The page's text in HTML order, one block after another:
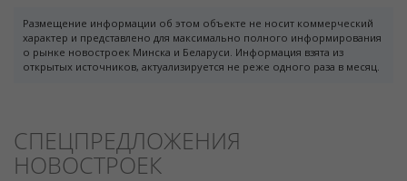
Размещение информации об этом объекте не носит коммерческий
характер и представлено для максимально полного информирования
о рынке новостроек Минска и Беларуси. Информация взята из
открытых источников, актуализируется не реже одного раза в месяц.
СПЕЦПРЕДЛОЖЕНИЯ
НОВОСТРОЕК